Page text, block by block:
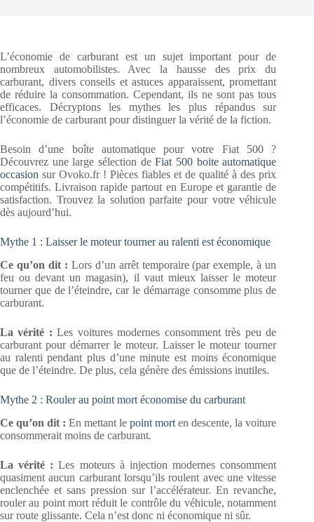
L’économie de carburant est un sujet important pour de
nombreux automobilistes. Avec la hausse des prix du
carburant, divers conseils et astuces apparaissent, promettant
de réduire la consommation. Cependant, ils ne sont pas tous
efficaces. Décryptons les mythes les plus répandus sur
l’économie de carburant pour distinguer la vérité de la fiction.
Besoin d’une boîte automatique pour votre Fiat 500 ?
Découvrez une large sélection deFiat 500 boite automatique
occasion sur Ovoko.fr ! Pièces fiables et de qualité à des prix
compétitifs. Livraison rapide partout en Europe et garantie de
satisfaction. Trouvez la solution parfaite pour votre véhicule
dès aujourd’hui.
Mythe 1 : Laisser le moteur tourner au ralenti est économique
Ce qu’on dit : Lors d’un arrêt temporaire (par exemple, à un
feu ou devant un magasin), il vaut mieux laisser le moteur
tourner que de l’éteindre, car le démarrage consomme plus de
carburant.
La vérité : Les voitures modernes consomment très peu de
carburant pour démarrer le moteur. Laisser le moteur tourner
au ralenti pendant plus d’une minute est moins économique
que de l’éteindre. De plus, cela génère des émissions inutiles.
Mythe 2 : Rouler au point mort économise du carburant
Ce qu’on dit : En mettant lepoint mort en descente, la voiture
consommerait moins de carburant.
La vérité : Les moteurs à injection modernes consomment
quasiment aucun carburant lorsqu’ils roulent avec une vitesse
enclenchée et sans pression sur l’accélérateur. En revanche,
rouler au point mort réduit le contrôle du véhicule, notamment
sur route glissante. Cela n’est donc ni économique ni sûr.